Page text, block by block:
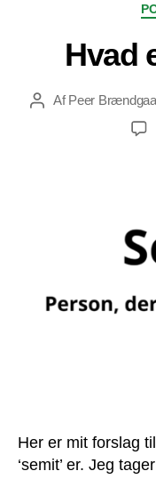
Hvad
Indlægsforfatter
AfPeer
Her er mit forslag
‘semit’ er. Jeg